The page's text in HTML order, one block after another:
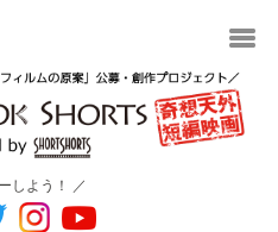
しよう！ ／